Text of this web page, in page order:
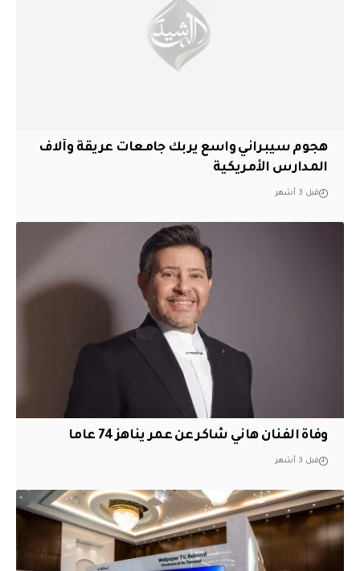
هجوم سيبراني واسع يربك جامعات عريقة وآلاف
المدارس الأمريكية
قبل 3 أشهر
وفاة الفنان هاني شاكر عن عمر يناهز 74 عاما
قبل 3 أشهر